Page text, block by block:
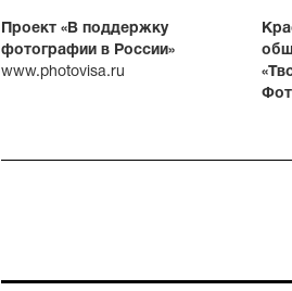
Проект «В поддержку
фотографии в России»
www.photovisa.ru